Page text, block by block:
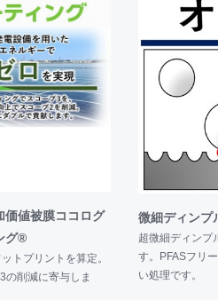
5日～6日 愛知県刈谷市の産業振興セ
ティング品・冷間鍛造品を出展いた
ました。
せ
≪新被膜 VSX®-ACRⅡリリース≫
は、従来のVSX®-ACRをベースに
なくVSX®-ACRに対して、耐摩耗性
24～25日 新潟県の燕三条地場産業
ング品を出展いたしました。
価値被膜ココログ
グ®
トプリントを算定。
の削減に寄与しま
微細ディンプ
超微細ディンプ
す。PFASフリ
い処理です。